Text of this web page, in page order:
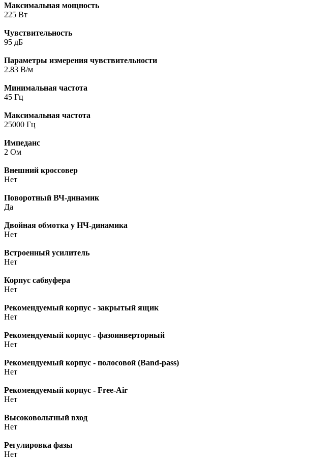
Максимальная мощность
225 Вт
Чувствительность
95 дБ
Параметры измерения чувствительности
2.83 В/м
Минимальная частота
45 Гц
Максимальная частота
25000 Гц
Импеданс
2 Ом
Внешний кроссовер
Нет
Поворотный ВЧ-динамик
Да
Двойная обмотка у НЧ-динамика
Нет
Встроенный усилитель
Нет
Корпус сабвуфера
Нет
Рекомендуемый корпус - закрытый ящик
Нет
Рекомендуемый корпус - фазоинверторный
Нет
Рекомендуемый корпус - полосовой (Band-pass)
Нет
Рекомендуемый корпус - Free-Air
Нет
Высоковольтный вход
Нет
Регулировка фазы
Нет